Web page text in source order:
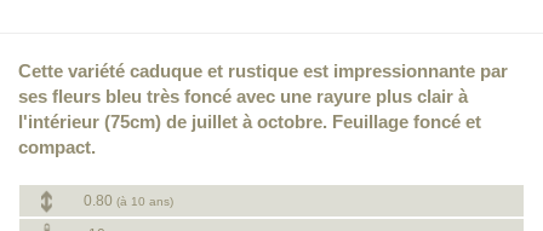
Cette variété caduque et rustique est impressionnante par
ses fleurs bleu très foncé avec une rayure plus clair à
l'intérieur (75cm) de juillet à octobre. Feuillage foncé et
compact.
0.80 (à 10 ans)